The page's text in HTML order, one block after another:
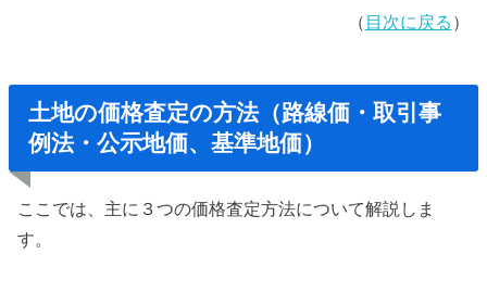
（ 目次に戻る ）
土地の価格査定の方法（路線価・取引事
例法・公示地価、基準地価）
ここでは、主に３つの価格査定方法について解説しま
す。